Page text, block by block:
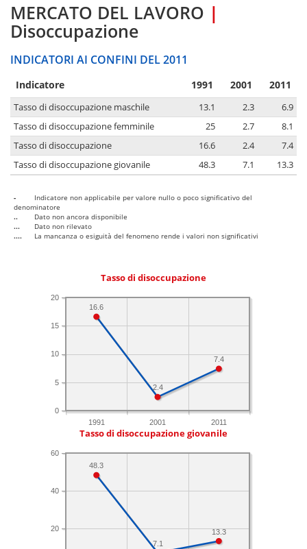
MERCATO DEL LAVORO |
Disoccupazione
INDICATORI AI CONFINI DEL 2011
Indicatore 1991 2001 2011
Tasso di disoccupazione maschile 13.1 2.3
6.9
Tasso di disoccupazione femminile
25 2.7
8.1
Tasso di disoccupazione
16.6 2.4
7.4
Tasso di disoccupazione giovanile
48.3 7.1 13.3
-
Indicatore non applicabile per valore nullo o poco significativo del
denominatore
..
Dato non ancora disponibile
...
Dato non rilevato
....
La mancanza o esiguità del fenomeno rende i valori non significativi
Tasso di disoccupazione
1991 2001 2011
0
5
10
15
20
7.4
2.4
16.6
Tasso di disoccupazione giovanile
20
40
60
13.3
7.1
48.3